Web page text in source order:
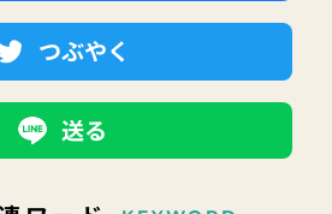
つぶやく
送る